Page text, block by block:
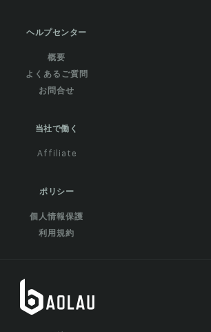
ヘルプセンター
概要
よくあるご質問
お問合せ
当社で働く
Affiliate
ポリシー
個人情報保護
利用規約